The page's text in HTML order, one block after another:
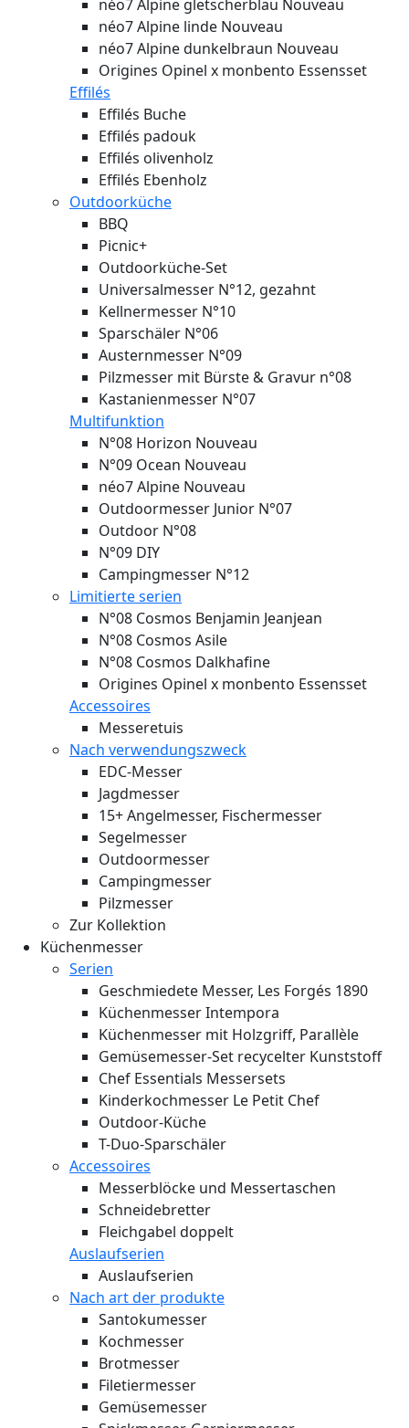
néo7 Alpine gletscherblau Nouveau
néo7 Alpine linde Nouveau
néo7 Alpine dunkelbraun Nouveau
Origines Opinel x monbento Essensset
Effilés
Effilés Buche
Effilés padouk
Effilés olivenholz
Effilés Ebenholz
Outdoorküche
BBQ
Picnic+
Outdoorküche-Set
Universalmesser N°12, gezahnt
Kellnermesser N°10
Sparschäler N°06
Austernmesser N°09
Pilzmesser mit Bürste & Gravur n°08
Kastanienmesser N°07
Multifunktion
N°08 Horizon Nouveau
N°09 Ocean Nouveau
néo7 Alpine Nouveau
Outdoormesser Junior N°07
Outdoor N°08
N°09 DIY
Campingmesser N°12
Limitierte serien
N°08 Cosmos Benjamin Jeanjean
N°08 Cosmos Asile
N°08 Cosmos Dalkhafine
Origines Opinel x monbento Essensset
Accessoires
Messeretuis
Nach verwendungszweck
EDC-Messer
Jagdmesser
15+ Angelmesser, Fischermesser
Segelmesser
Outdoormesser
Campingmesser
Pilzmesser
Zur Kollektion
Küchenmesser
Serien
Geschmiedete Messer, Les Forgés 1890
Küchenmesser Intempora
Küchenmesser mit Holzgriff, Parallèle
Gemüsemesser-Set recycelter Kunststoff
Chef Essentials Messersets
Kinderkochmesser Le Petit Chef
Outdoor-Küche
T-Duo-Sparschäler
Accessoires
Messerblöcke und Messertaschen
Schneidebretter
Fleichgabel doppelt
Auslaufserien
Auslaufserien
Nach art der produkte
Santokumesser
Kochmesser
Brotmesser
Filetiermesser
Gemüsemesser